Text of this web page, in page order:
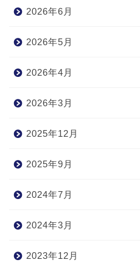
2026年6月
2026年5月
2026年4月
2026年3月
2025年12月
2025年9月
2024年7月
2024年3月
2023年12月